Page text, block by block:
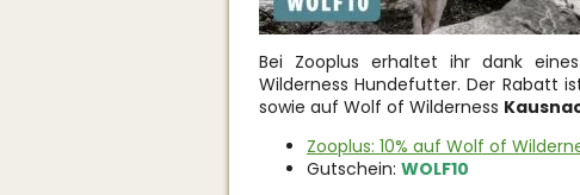
Bei Zooplus erhaltet ihr dank
Wilderness Hundefutter. Der Rabatt
sowie auf Wolf of Wilderness
Zooplus: 10% auf Wolf of
Gutschein: WOLF10